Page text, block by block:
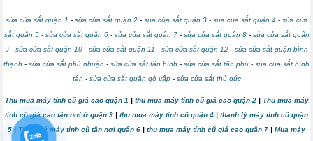
sửa cửa sắt quận 1 - sửa cửa sắt quận 2- sửa cửa sắt quận 3- sửa cửa sắt quận 4 - sửa cửa
sắt quận 5- sửa cửa sắt quận 6- sửa cửa sắt quận 7- sửa cửa sắt quận 8- sửa cửa sắt quận
9 - sửa cửa sắt quận 10 - sửa cửa sắt quận 11 - sửa cửa sắt quận 12 - sửa cửa sắt quận bình
thạnh - sửa cửa sắt phú nhuận - sửa cửa sắt tân bình - sửa cửa sắt tân phú - sửa cửa sắt bình
tân - sửa cửa sắt quận gò vấp- sửa cửa sắt thủ đức
Thu mua máy tính cũ giá cao quận 1 | thu mua máy tính cũ giá cao quận 2 | Thu mua máy
tính cũ giá cao tận nơi ở quận 3 | thu mua máy tính cũ quận 4 | thanh lý máy tính cũ quận
5 | Thanh lý máy tính cũ tận nơi quận 6 | thu mua máy tính cũ giá cao quận 7 | Mua máy